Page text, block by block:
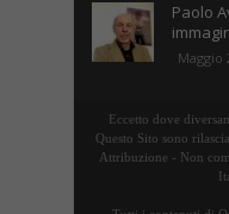
Paolo
Maggio
Eccetto dove
Questo Sito sono
Attribuzione - Non